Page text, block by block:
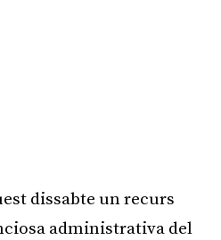
dissabte un recurs
administrativa del